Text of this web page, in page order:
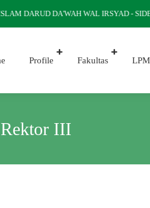
DARUD DA'WAH WAL IRSYAD -
Profile Fakultas LPM
III